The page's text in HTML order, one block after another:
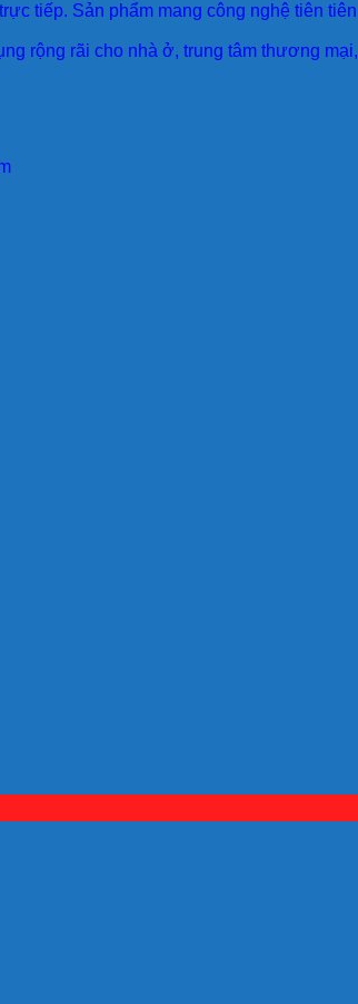
tiếp. Sản phẩm mang công nghệ tiên tiên
rộng rãi cho nhà ở, trung tâm thương mại,